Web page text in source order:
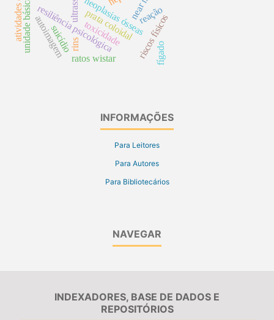
neoplasias ósseas
resiliência psicológica riscos físicos
autoimagem
suicídio
reação
prata coloidal
toxicidade
ratos wistar fígado
rins
INFORMAÇÕES
Para Leitores
Para Autores
Para Bibliotecários
NAVEGAR
INDEXADORES, BASE DE DADOS E
REPOSITÓRIOS